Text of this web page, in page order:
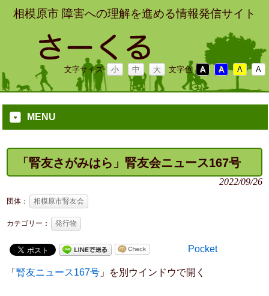
相模原市 障害への理解を進める情報発信サイト
文字サイズ 小 中 大 文字色 A A A A
MENU
「腎友さがみはら」腎友会ニュース167号
2022/09/26
団体： 相模原市腎友会
カテゴリー： 発行物
Pocket
「腎友ニュース167号 」を別ウインドウで開く